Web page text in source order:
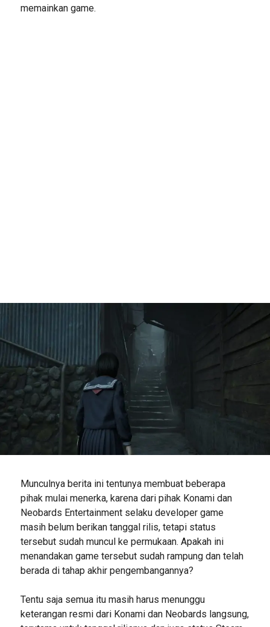
memainkan game.
Munculnya berita ini tentunya membuat beberapa
pihak mulai menerka, karena dari pihak Konami dan
Neobards Entertainment selaku developer game
masih belum berikan tanggal rilis, tetapi status
tersebut sudah muncul ke permukaan. Apakah ini
menandakan game tersebut sudah rampung dan telah
berada di tahap akhir pengembangannya?
Tentu saja semua itu masih harus menunggu
keterangan resmi dari Konami dan Neobards langsung,